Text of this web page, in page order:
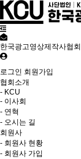
한국광고영상제작사협회
로그인 회원가입
협회소개
- KCU
- 이사회
- 연혁
- 오시는 길
회원사
- 회원사 현황
- 회원사 가입